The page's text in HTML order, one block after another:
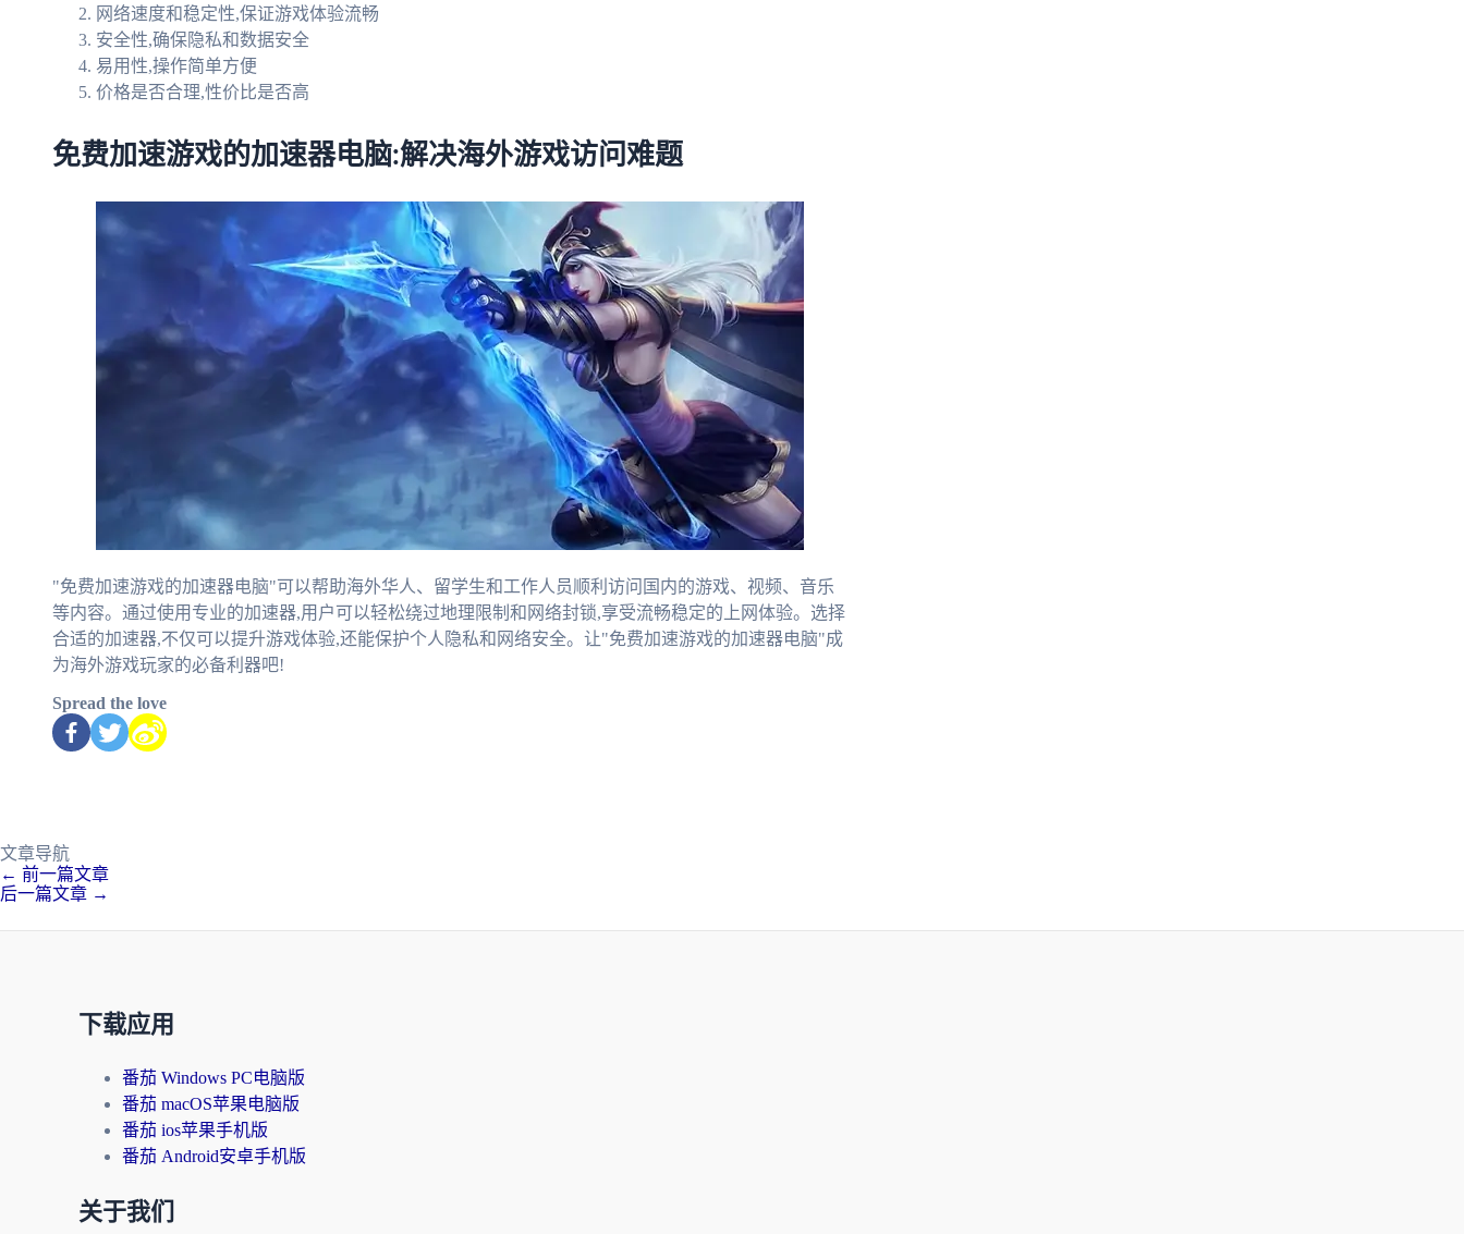
网络速度和稳定性,保证游戏体验流畅
安全性,确保隐私和数据安全
易用性,操作简单方便
价格是否合理,性价比是否高
免费加速游戏的加速器电脑:解决海外游戏访问难题
"免费加速游戏的加速器电脑"可以帮助海外华人、留学生和工作人员顺利访问国内的游戏、视频、音乐
等内容。通过使用专业的加速器,用户可以轻松绕过地理限制和网络封锁,享受流畅稳定的上网体验。选择
合适的加速器,不仅可以提升游戏体验,还能保护个人隐私和网络安全。让"免费加速游戏的加速器电脑"成
为海外游戏玩家的必备利器吧!
Spread the love
文章导航
← 前一篇文章
后一篇文章 →
下载应用
番茄 Windows PC电脑版
番茄 macOS苹果电脑版
番茄 ios苹果手机版
番茄 Android安卓手机版
关于我们